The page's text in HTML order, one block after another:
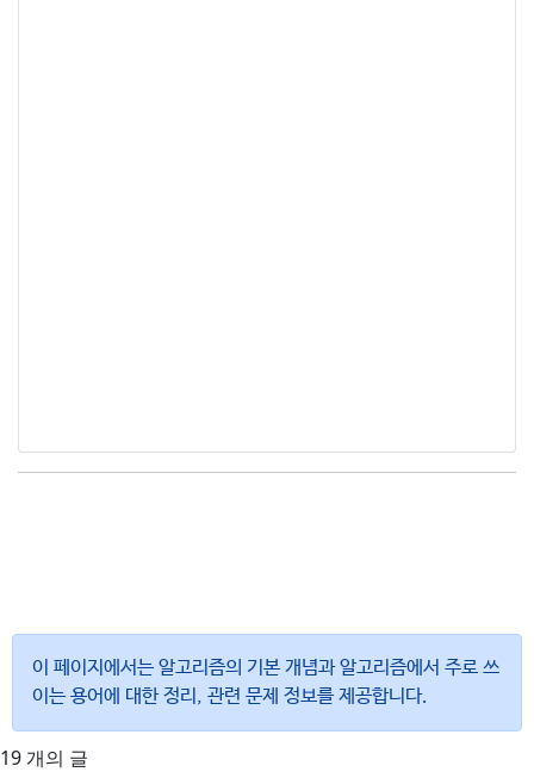
이 페이지에서는 알고리즘의 기본 개념과 알고리즘에서 주로 쓰
이는 용어에 대한 정리, 관련 문제 정보를 제공합니다.
19 개의 글